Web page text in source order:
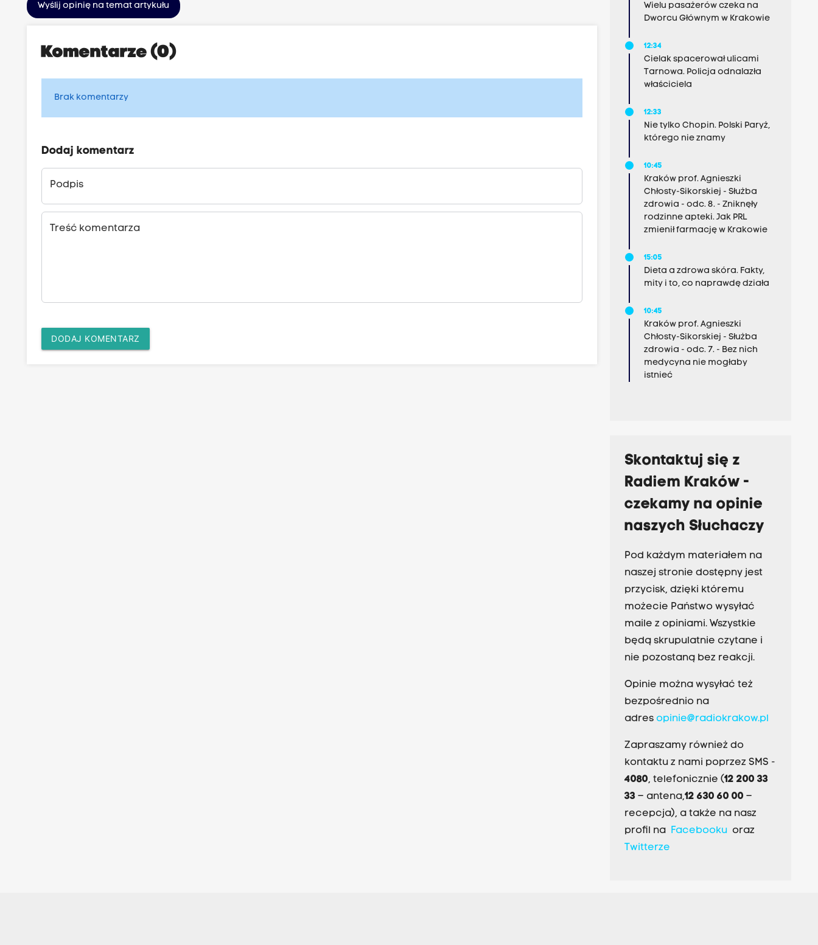
Wyślij opinię na temat artykułu
Komentarze (0)
Brak komentarzy
Dodaj komentarz
Podpis
Treść komentarza
DODAJ KOMENTARZ
Wielu pasażerów czeka na
Dworcu Głównym w Krakowie
12:34
Cielak spacerował ulicami
Tarnowa. Policja odnalazła
właściciela
12:33
Nie tylko Chopin. Polski Paryż,
którego nie znamy
10:45
Kraków prof. Agnieszki
Chłosty-Sikorskiej - Służba
zdrowia - odc. 8. - Zniknęły
rodzinne apteki. Jak PRL
zmienił farmację w Krakowie
15:05
Dieta a zdrowa skóra. Fakty,
mity i to, co naprawdę działa
10:45
Kraków prof. Agnieszki
Chłosty-Sikorskiej - Służba
zdrowia - odc. 7. - Bez nich
medycyna nie mogłaby
istnieć
Skontaktuj się z
Radiem Kraków -
czekamy na opinie
naszych Słuchaczy
Pod każdym materiałem na
naszej stronie dostępny jest
przycisk, dzięki któremu
możecie Państwo wysyłać
maile z opiniami. Wszystkie
będą skrupulatnie czytane i
nie pozostaną bez reakcji.
Opinie można wysyłać też
bezpośrednio na
adres opinie@radiokrakow.pl
Zapraszamy również do
kontaktu z nami poprzez SMS -
4080, telefonicznie (12 200 33
33– antena,12 630 60 00 –
recepcja), a także na nasz
profil na Facebookuoraz
Twitterze